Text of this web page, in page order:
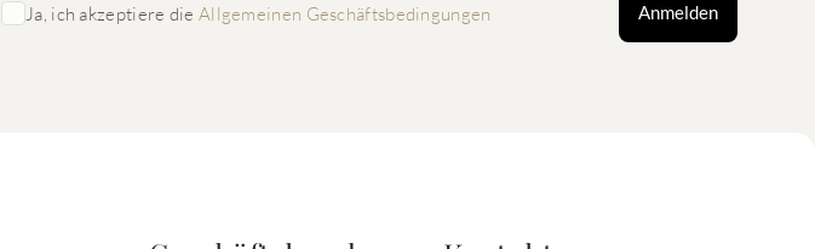
Ja, ich akzeptiere die Allgemeinen Geschäftsbedingungen Anmelden